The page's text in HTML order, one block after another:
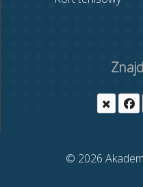
© 2026